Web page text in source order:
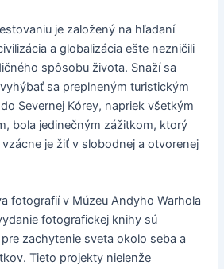
je založený na hľadaní
a globalizácia ešte nezničili
spôsobu života. Snaží sa
sa preplneným turistickým
Severnej Kórey, napriek všetkým
bola jedinečným zážitkom, ktorý
je žiť v slobodnej a otvorenej
fotografií v Múzeu Andyho Warhola
fotografickej knihy sú
zachytenie sveta okolo seba a
Tieto projekty nielenže